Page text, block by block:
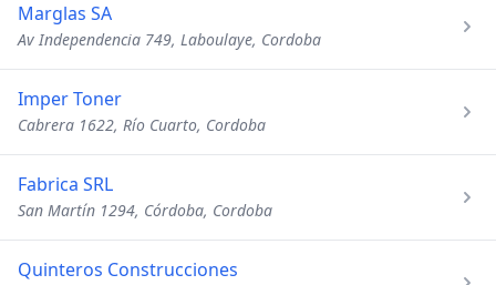
Marglas SA
Av Independencia 749, Laboulaye, Cordoba
Imper Toner
Cabrera 1622, Río Cuarto, Cordoba
Fabrica SRL
San Martín 1294, Córdoba, Cordoba
Quinteros Construcciones